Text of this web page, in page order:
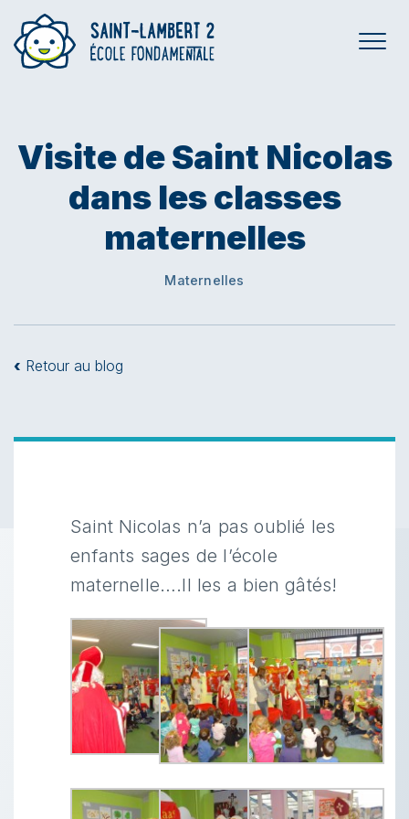
Visite de Saint Nicolas
dans les classes
maternelles
Maternelles
‹ Retour au blog
Saint Nicolas n’a pas oublié les
enfants sages de l’école
maternelle….Il les a bien gâtés!